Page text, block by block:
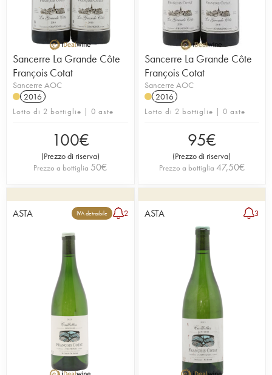
Sancerre La Grande Côte
François Cotat
Sancerre AOC
2016
Lotto di 2 bottiglie | 0 aste
100€
(Prezzo di riserva)
Prezzo a bottiglia 50€
Sancerre La Grande Côte
François Cotat
Sancerre AOC
2016
Lotto di 2 bottiglie | 0 aste
95€
(Prezzo di riserva)
Prezzo a bottiglia 47,50€
ASTA IVA detraibile 2 ASTA 3